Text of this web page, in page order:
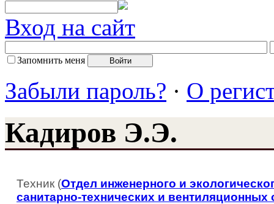
Вход на сайт
Запомнить меня
Забыли пароль? · О
Кадиров Э.Э.
Техник (Отдел инженерного и
санитаpно-технических и вентиляционных